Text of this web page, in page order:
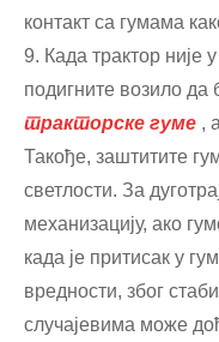
контакт са гумама
9. Када трактор није
подигните возило да
тракторске гуме ,
Такође, заштитите
светлости. За
механизацију, ако
када је притисак у
вредности, због
случајевима може